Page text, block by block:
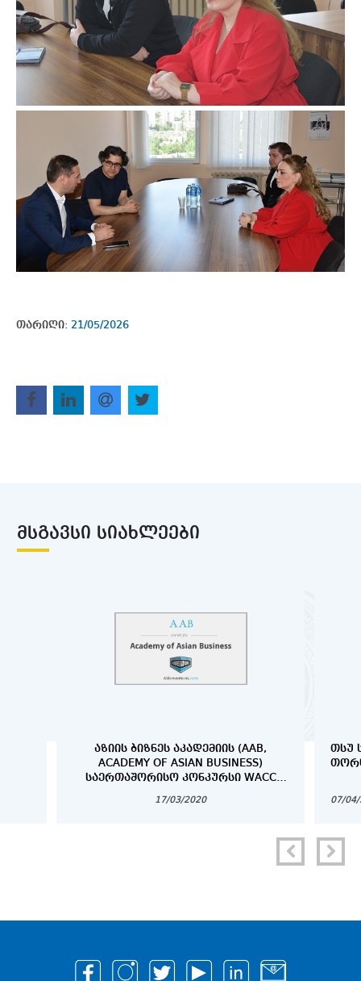
თარიღი: 21/05/2026
ᲛᲡᲒᲐᲕᲡᲘ ᲡᲘᲐᲮᲚᲔᲔᲑᲘ
ᲐᲖᲘᲘᲡ ᲑᲘᲖᲜᲔᲡ ᲐᲙᲐᲓᲔᲛᲘᲘᲡ (AAB,
ACADEMY OF ASIAN BUSINESS)
ᲡᲐᲔᲠᲗᲐᲨᲝᲠᲘᲡᲝ ᲙᲝᲜᲙᲣᲠᲡᲘ WACC
COMPETITION)
17/03/2020
ᲗᲡᲣ
07/